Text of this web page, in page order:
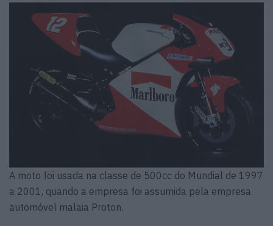
A moto foi usada na classe de 500cc do Mundial de 1997
a 2001, quando a empresa foi assumida pela empresa
automóvel malaia Proton.